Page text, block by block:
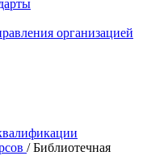
организацией
/ Библиотечная